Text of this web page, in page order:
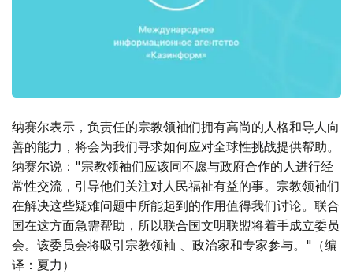
纳赛尔表示，负责任的宗教领袖们拥有高尚的人格和导人向
善的能力，将会为我们寻求如何应对全球性挑战提供帮助。
纳赛尔说："宗教领袖们应该同不愿与政府合作的人进行经
常性交流，引导他们关注对人民福祉有益的事。宗教领袖们
在解决这些疑难问题中所能起到的作用值得我们讨论。联合
国在这方面急需帮助，所以联合国文明联盟将着手成立委员
会。该委员会将吸引宗教领袖 、政治家和专家参与。"（编
译：夏力）